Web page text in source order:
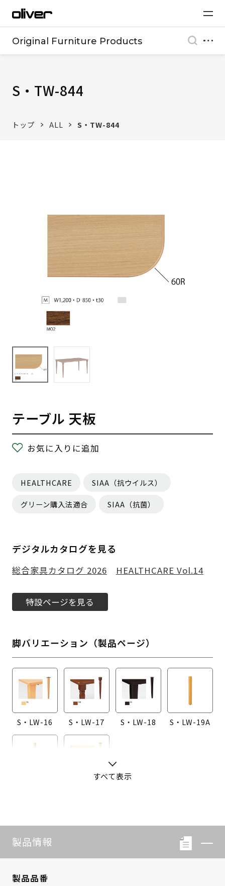
Original Furniture Products
S・TW-844
トップ ALL S・TW-844
テーブル 天板
お気に入りに追加
HEALTHCARE SIAA（抗ウイルス）
グリーン購入法適合 SIAA（抗菌）
デジタルカタログを見る
総合家具カタログ 2026 HEALTHCARE Vol.14
特設ページを見る
脚バリエーション（製品ページ）
S・LW-16 S・LW-17 S・LW-18 S・LW-19A
すべて表示
製品情報
製品品番